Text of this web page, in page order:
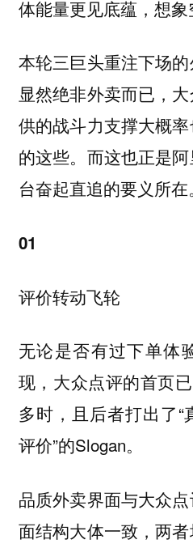
体能量更见底蕴，想象
本轮三巨头重注下场
显然绝非外卖而已，
供的战斗力支撑大概
的这些。而这也正是
台奋起直追的要义所在。
01
评价转动飞轮
无论是否有过下单体
现，大众点评的首页
多时，且后者打出了
评价”的Slogan。
品质外卖界面与大众
面结构大体一致，两